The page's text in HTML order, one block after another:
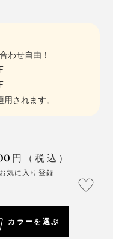
わせ自由！
されます。
円（税込）
気に入り登録
カラーを選ぶ